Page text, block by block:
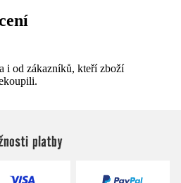
i od zákazníků, kteří zboží
platby